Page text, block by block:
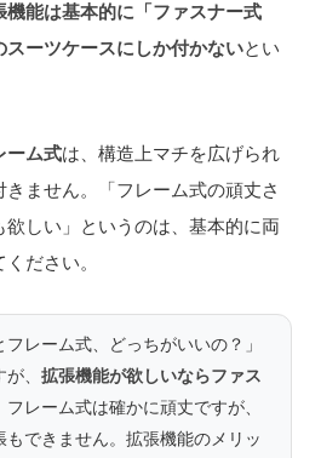
機能は基本的に「ファスナー式
スーツケースにしか付かないとい
ーム式は、構造上マチを広げられ
ません。「フレーム式の頑丈さ
欲しい」というのは、基本的に両
ださい。
フレーム式、どっちがいいの？」
、 拡張機能が欲しいならファス
フレーム式は確かに頑丈ですが、
もできません。拡張機能のメリッ